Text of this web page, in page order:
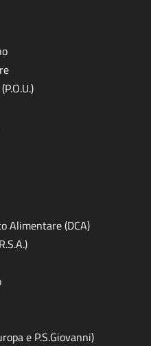
Alimentare (DCA)
e P.S.Giovanni)